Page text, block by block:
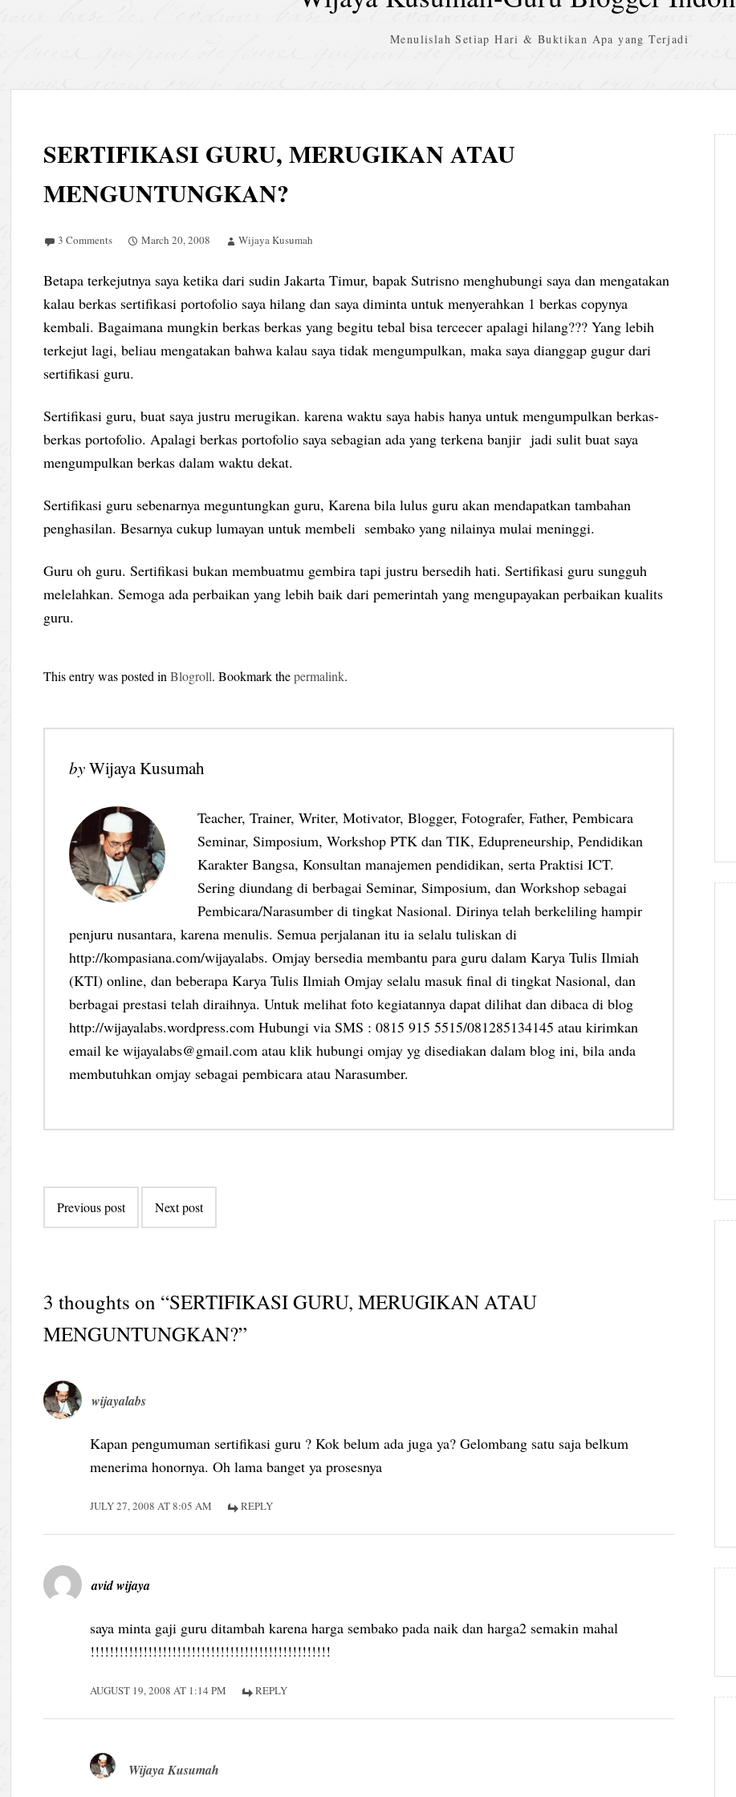
Menulislah Setiap Hari & Buktikan Apa yang Terjadi
SERTIFIKASI GURU, MERUGIKAN ATAU
MENGUNTUNGKAN?
3 Comments March 20, 2008 Wijaya Kusumah
Betapa terkejutnya saya ketika dari sudin Jakarta Timur, bapak Sutrisno menghubungi saya dan mengatakan
kalau berkas sertifikasi portofolio saya hilang dan saya diminta untuk menyerahkan 1 berkas copynya
kembali. Bagaimana mungkin berkas berkas yang begitu tebal bisa tercecer apalagi hilang??? Yang lebih
terkejut lagi, beliau mengatakan bahwa kalau saya tidak mengumpulkan, maka saya dianggap gugur dari
sertifikasi guru.
Sertifikasi guru, buat saya justru merugikan. karena waktu saya habis hanya untuk mengumpulkan berkas-
berkas portofolio. Apalagi berkas portofolio saya sebagian ada yang terkena banjir jadi sulit buat saya
mengumpulkan berkas dalam waktu dekat.
Sertifikasi guru sebenarnya meguntungkan guru, Karena bila lulus guru akan mendapatkan tambahan
penghasilan. Besarnya cukup lumayan untuk membeli sembako yang nilainya mulai meninggi.
Guru oh guru. Sertifikasi bukan membuatmu gembira tapi justru bersedih hati. Sertifikasi guru sungguh
melelahkan. Semoga ada perbaikan yang lebih baik dari pemerintah yang mengupayakan perbaikan kualits
guru.
This entry was posted inBlogroll. Bookmark thepermalink.
byWijaya Kusumah
Teacher, Trainer, Writer, Motivator, Blogger, Fotografer, Father, Pembicara
Seminar, Simposium, Workshop PTK dan TIK, Edupreneurship, Pendidikan
Karakter Bangsa, Konsultan manajemen pendidikan, serta Praktisi ICT.
Sering diundang di berbagai Seminar, Simposium, dan Workshop sebagai
Pembicara/Narasumber di tingkat Nasional. Dirinya telah berkeliling hampir
penjuru nusantara, karena menulis. Semua perjalanan itu ia selalu tuliskan di
http://kompasiana.com/wijayalabs. Omjay bersedia membantu para guru dalam Karya Tulis Ilmiah
(KTI) online, dan beberapa Karya Tulis Ilmiah Omjay selalu masuk final di tingkat Nasional, dan
berbagai prestasi telah diraihnya. Untuk melihat foto kegiatannya dapat dilihat dan dibaca di blog
http://wijayalabs.wordpress.com Hubungi via SMS : 0815 915 5515/081285134145 atau kirimkan
email ke wijayalabs@gmail.com atau klik hubungi omjay yg disediakan dalam blog ini, bila anda
membutuhkan omjay sebagai pembicara atau Narasumber.
Post
navigation
Previous post Next post
3 thoughts on “SERTIFIKASI GURU, MERUGIKAN ATAU
MENGUNTUNGKAN?”
wijayalabs
Kapan pengumuman sertifikasi guru ? Kok belum ada juga ya? Gelombang satu saja belkum
menerima honornya. Oh lama banget ya prosesnya
JULY 27, 2008 AT 8:05 AM REPLY
avid wijaya
saya minta gaji guru ditambah karena harga sembako pada naik dan harga2 semakin mahal
!!!!!!!!!!!!!!!!!!!!!!!!!!!!!!!!!!!!!!!!!!!!!!!!!!
AUGUST 19, 2008 AT 1:14 PM REPLY
Wijaya Kusumah